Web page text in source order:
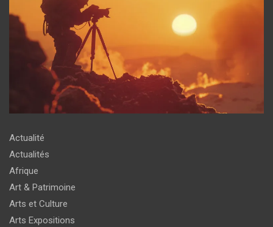
Actualité
Actualités
Afrique
Art & Patrimoine
Arts et Culture
Arts Expositions